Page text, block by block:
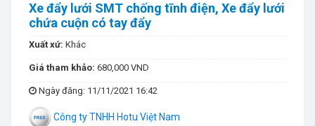
Xe đẩy lưới SMT chống tĩnh điện, Xe đẩy lưới
chứa cuộn có tay đẩy
Xuất xứ: Khác
Giá tham khảo: 680,000 VND
Ngày đăng: 11/11/2021 16:42
Công ty TNHH Hotu Việt Nam